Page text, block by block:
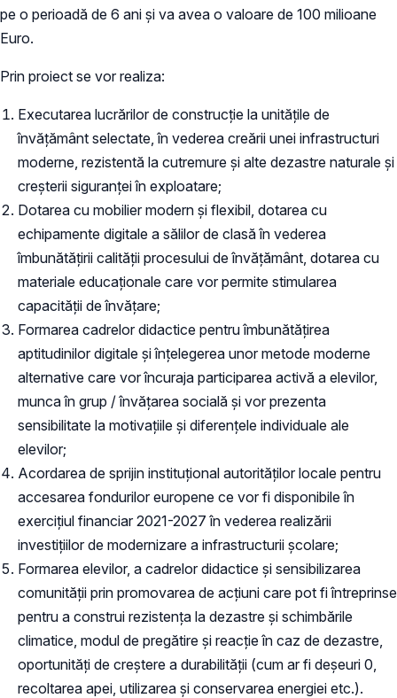
pe o perioadă de 6 ani și va avea o valoare de 100 milioane
Euro.
Prin proiect se vor realiza:
Executarea lucrărilor de construcție la unitățile de
învățământ selectate, în vederea creării unei infrastructuri
moderne, rezistentă la cutremure și alte dezastre naturale și
creșterii siguranței în exploatare;
Dotarea cu mobilier modern și flexibil, dotarea cu
echipamente digitale a sălilor de clasă în vederea
îmbunătățirii calității procesului de învățământ, dotarea cu
materiale educaționale care vor permite stimularea
capacității de învățare;
Formarea cadrelor didactice pentru îmbunătățirea
aptitudinilor digitale și înțelegerea unor metode moderne
alternative care vor încuraja participarea activă a elevilor,
munca în grup / învățarea socială și vor prezenta
sensibilitate la motivațiile și diferențele individuale ale
elevilor;
Acordarea de sprijin instituțional autorităților locale pentru
accesarea fondurilor europene ce vor fi disponibile în
exercițiul financiar 2021-2027 în vederea realizării
investițiilor de modernizare a infrastructurii școlare;
Formarea elevilor, a cadrelor didactice și sensibilizarea
comunității prin promovarea de acțiuni care pot fi întreprinse
pentru a construi rezistența la dezastre și schimbările
climatice, modul de pregătire și reacție în caz de dezastre,
oportunități de creștere a durabilității (cum ar fi deșeuri 0,
recoltarea apei, utilizarea și conservarea energiei etc.).